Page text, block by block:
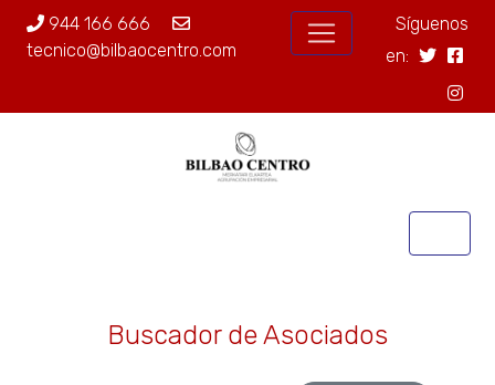
944 166 666
tecnico@bilbaocentro.com
Síguenos
en:
Buscador de Asociados